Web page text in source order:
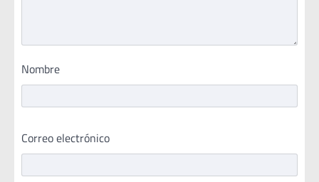
Nombre
Correo electrónico